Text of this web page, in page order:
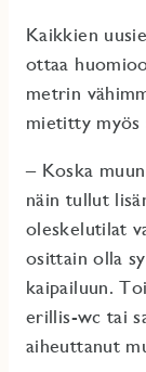
Kaikkien
ottaa
metrin
mietitty myös
– Koska
näin tullut
oleskelutilat
osittain olla
kaipailuun.
erillis-wc tai
aiheuttanut